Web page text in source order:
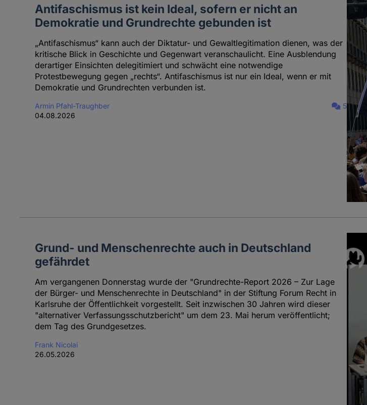
Antifaschismus ist kein Ideal, sofern er nicht an
Demokratie und Grundrechte gebunden ist
„Antifaschismus“ kann auch der Diktatur- und Gewaltlegitimation dienen, was der
kritische Blick in Geschichte und Gegenwart veranschaulicht. Eine Ausblendung
derartiger Einsichten delegitimiert und schwächt eine notwendige
Protestbewegung gegen „rechts“. Antifaschismus ist nur ein Ideal, wenn er mit
Demokratie und Grundrechten verbunden ist.
Armin Pfahl-Traughber
04.08.2026
5
Grund- und Menschenrechte auch in Deutschland
gefährdet
Am vergangenen Donnerstag wurde der "Grundrechte-Report 2026 – Zur Lage
der Bürger- und Menschenrechte in Deutschland" in der Stiftung Forum Recht in
Karlsruhe der Öffentlichkeit vorgestellt. Seit inzwischen 30 Jahren wird dieser
"alternativer Verfassungsschutzbericht" um dem 23. Mai herum veröffentlicht;
dem Tag des Grundgesetzes.
Frank Nicolai
26.05.2026